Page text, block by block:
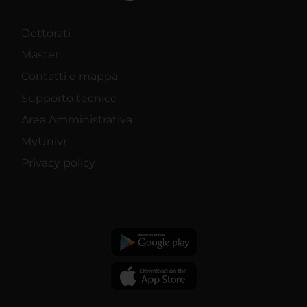
Dottorati
Master
Contatti e mappa
Supporto tecnico
Area Amministrativa
MyUnivr
Privacy policy